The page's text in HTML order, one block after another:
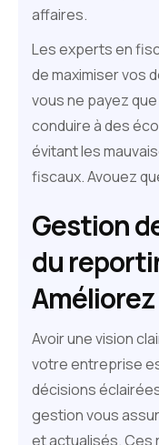
affaires.
Les experts en
de maximiser vos
vous ne payez
conduire à des
évitant les
fiscaux. Avouez
Gestion
du
Avoir une vision
votre entreprise
décisions
gestion vous
et actualisés. Ces